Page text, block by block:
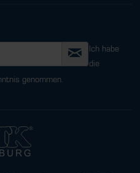
Ich habe
die
genommen.